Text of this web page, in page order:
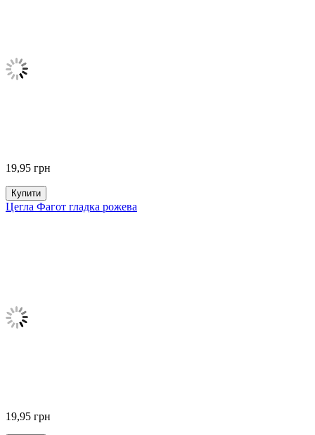
19,95 грн
Купити
Цегла Фагот гладка рожева
19,95 грн